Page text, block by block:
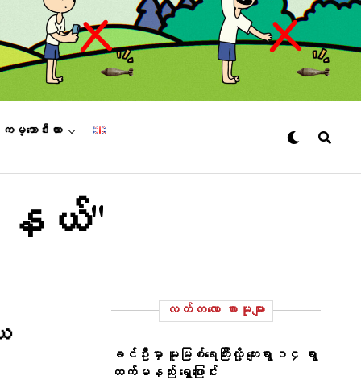
မ္ဘောဒီးယား
နယ်"
လတ်တ‌လော စာမူများ
ခင်ဦးမှာ မူးမြစ်ရေကြီးလို့ ကျေးရွာ ၁၄ ရွာ
ထက်မနည်း ရွှေ့ပြောင်း